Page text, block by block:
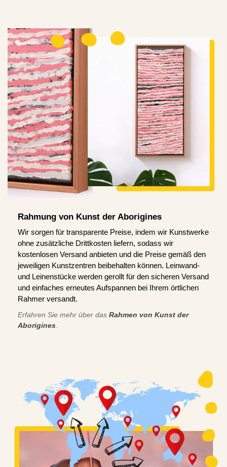
Rahmung von Kunst der Aborigines
Wir sorgen für transparente Preise, indem wir Kunstwerke
ohne zusätzliche Drittkosten liefern, sodass wir
kostenlosen Versand anbieten und die Preise gemäß den
jeweiligen Kunstzentren beibehalten können. Leinwand-
und Leinenstücke werden gerollt für den sicheren Versand
und einfaches erneutes Aufspannen bei Ihrem örtlichen
Rahmer versandt.
Erfahren Sie mehr über das Rahmen von Kunst der
Aborigines